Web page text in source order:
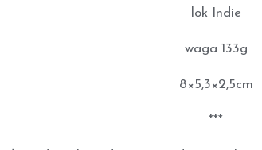
lok Indie
waga 133g
8×5,3×2,5cm
***